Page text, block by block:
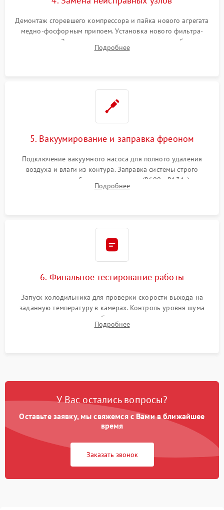
Демонтаж сгоревшего компрессора и пайка нового агрегата
медно-фосфорным припоем. Установка нового фильтра-
осушителя. Замена изношенных вентиляторов обдува,
сломанных заслонок или поврежденных дверных петель.
Подробнее
5. Вакуумирование и заправка фреоном
Подключение вакуумного насоса для полного удаления
воздуха и влаги из контура. Заправка системы строго
дозированным объемом хладагента (R600a, R134a) по
электронным весам. Контроль рабочего давления в системе.
Подробнее
6. Финальное тестирование работы
Запуск холодильника для проверки скорости выхода на
заданную температуру в камерах. Контроль уровня шума
компрессора, отсутствия обмерзания стенок и корректного
срабатывания системы автоматической оттайки.
Подробнее
У Вас остались вопросы?
Оставьте заявку, мы свяжемся с Вами в ближайшее
время
Заказать звонок